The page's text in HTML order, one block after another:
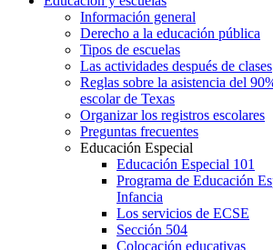
Información general
Derecho a la educación pública
Tipos de escuelas
Las actividades después de clases
Reglas sobre la asistencia del
escolar de Texas
Organizar los registros escolares
Preguntas frecuentes
Educación Especial
Educación Especial 101
Programa de Educación
Infancia
Los servicios de ECSE
Sección 504
Colocación educativas